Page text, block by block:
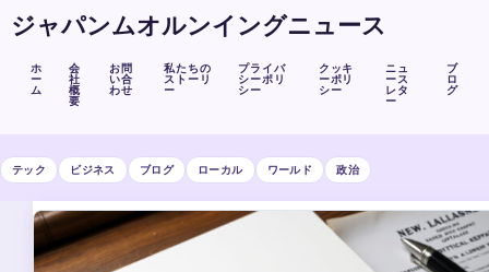
ジャパンムオルンイングニュース
ホ
ー
ム
会
社
概
要
お問
い合
わせ
私たちの
ストーリ
ー
プライバ
シーポリ
シー
クッキ
ーポリ
シー
ニュ
ース
レタ
ー
ブ
ロ
グ
テック ビジネス ブログ ローカル ワールド 政治